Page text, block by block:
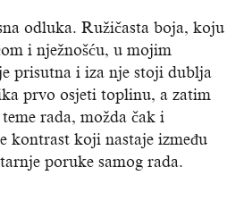
odluka. Ružičasta boja, koju
i nježnošću, u mojim
prisutna i iza nje stoji dublja
prvo osjeti toplinu, a zatim
rada, možda čak i
kontrast koji nastaje između
poruke samog rada.